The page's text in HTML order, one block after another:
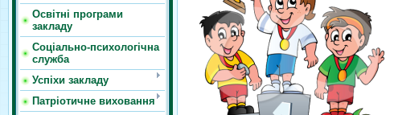
Освітні програми
закладу
Соціально-психологічна
служба
Успіхи закладу
Патріотичне виховання